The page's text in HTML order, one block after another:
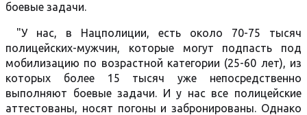
боевые задачи.
"У нас, в Нацполиции, есть около 70-75 тысяч
полицейских-мужчин, которые могут подпасть под
мобилизацию по возрастной категории (25-60 лет), из
которых более 15 тысяч уже непосредственно
выполняют боевые задачи. И у нас все полицейские
аттестованы, носят погоны и забронированы. Однако